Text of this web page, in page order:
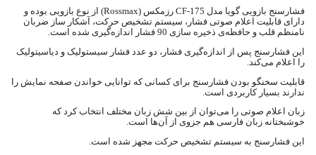
فشارسنج بازویی گویا مدل CF-175 رزمکس (Rossmax) از نوع بازویی بوده و
دارای قابلیت اعلام صوتی فشار، سیستم تشخیص حرکت، آشکار ساز ضربان
نامنظم قلب و حافظه‌ی ذخیره‌ سازی 90 فشار اندازه‌گیری شده است.
این فشارسنج پس از اندازه‌گیری فشار، دو عدد فشار سیستولیک و دیاسیتولیک
را اعلام می‌کند.
قابلیت سخنگو بودن فشارسنج برای کسانی که توانایی خواندن صفحه‌ نمایش را
ندارند بسیار کاربردی است.
زبان اعلام صوتی را می‌توان از بین شش زبان مختلف انتخاب کرد که
خوشبختانه زبان فارسی هم جزوی از آن‌ها است.
این فشارسنج به سیستم تشخیص حرکت مجهز شده است.